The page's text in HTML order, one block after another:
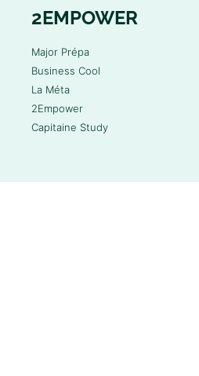
2EMPOWER
Major Prépa
Business Cool
La Méta
2Empower
Capitaine Study